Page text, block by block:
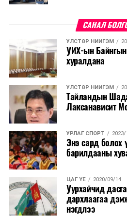
тогтоолд өөрчлөлт оруулах
өргөн мэдүүлснээр батлах
өргөн мэдүүлэхээр
шийдвэрлэж өгөхийг хүсье”
САНАЛ
УЛСТӨР НИЙГЭМ
УИХ-ын
хуралдана
УЛСТӨР НИЙГЭМ
Тайландын
Лаксанависит
УРЛАГ СПОРТ
Энэ сард болох
барилдааны
ЦАГ ҮЕ 2020/09/14
Уурхайчид
дархлаагаа
нэгдлээ